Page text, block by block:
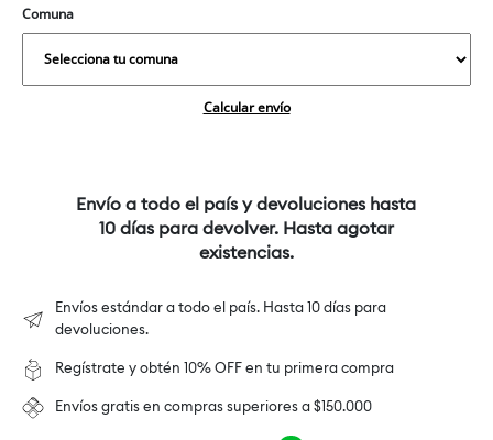
Comuna
Calcular envío
Envío a todo el país y devoluciones hasta
10 días para devolver. Hasta agotar
existencias.
Envíos estándar a todo el país. Hasta 10 días para
devoluciones.
Regístrate y obtén 10% OFF en tu primera compra
Envíos gratis en compras superiores a $150.000